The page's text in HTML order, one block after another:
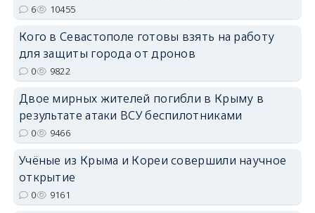
6 10455
Кого в Севастополе готовы взять на работу
для защиты города от дронов
0 9822
Двое мирных жителей погибли в Крыму в
результате атаки ВСУ беспилотниками
0 9466
Учёные из Крыма и Кореи совершили научное
открытие
0 9161